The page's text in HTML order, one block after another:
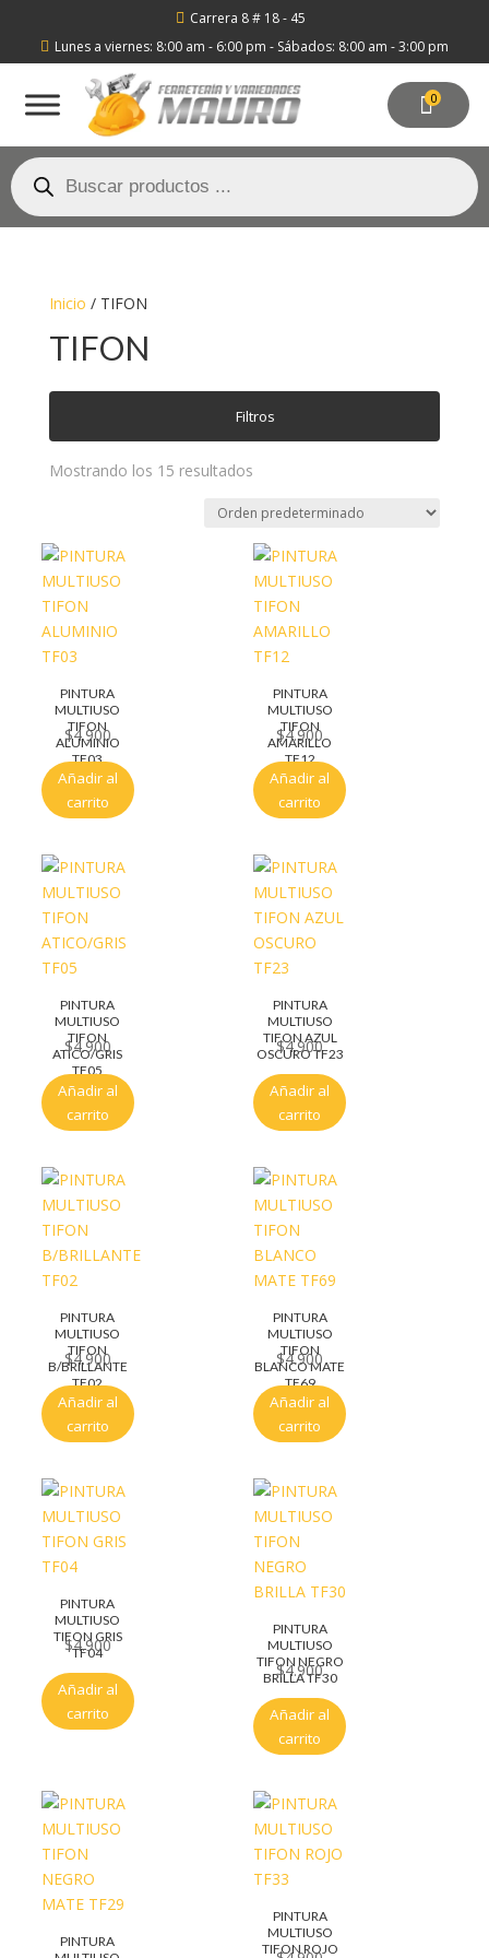
 Carrera 8 # 18 - 45
 Lunes a viernes: 8:00 am - 6:00 pm - Sábados: 8:00 am - 3:00 pm
0
Búsqueda
de
productos
Inicio / TIFON
TIFON
Filtros
Mostrando los 15 resultados
PINTURA
MULTIUSO
TIFON
ALUMINIO
TF03
$4.900
Añadir al
carrito
PINTURA
MULTIUSO
TIFON
AMARILLO
TF12
$4.900
Añadir al
carrito
PINTURA
MULTIUSO
TIFON
ATICO/GRIS
TF05
$4.900
Añadir al
carrito
PINTURA
MULTIUSO
TIFON AZUL
OSCURO TF23
$4.900
Añadir al
carrito
PINTURA
MULTIUSO
TIFON
B/BRILLANTE
TF02
$4.900
Añadir al
carrito
PINTURA
MULTIUSO
TIFON
BLANCO MATE
TF69
$4.900
Añadir al
carrito
PINTURA
MULTIUSO
TIFON GRIS
TF04
$4.900
Añadir al
carrito
PINTURA
MULTIUSO
TIFON NEGRO
BRILLA TF30
$4.900
Añadir al
carrito
PINTURA
PINTURA
MULTIUSO
TIFON ROJO